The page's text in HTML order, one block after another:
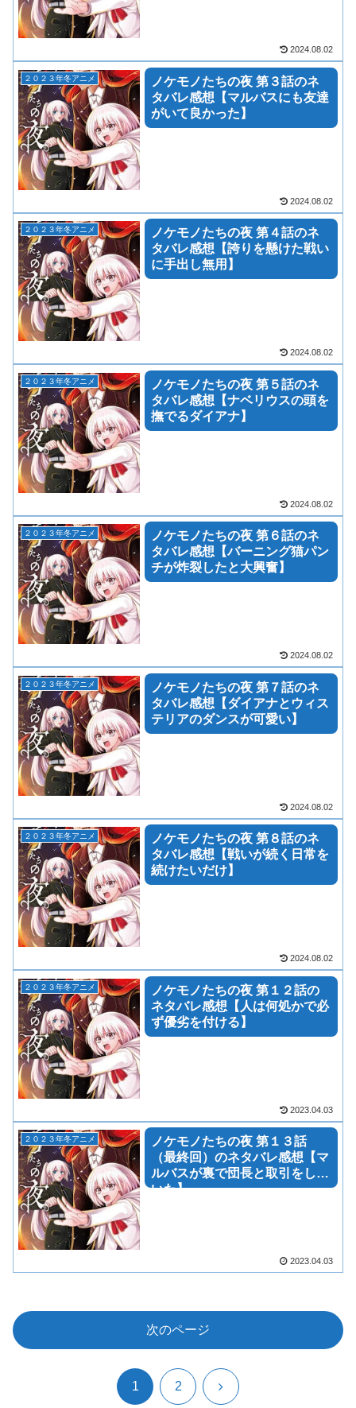
2024.08.02
２０２３年冬アニメ
ノケモノたちの夜 第３話のネ
タバレ感想【マルバスにも友達
がいて良かった】
2024.08.02
２０２３年冬アニメ
ノケモノたちの夜 第４話のネ
タバレ感想【誇りを懸けた戦い
に手出し無用】
2024.08.02
２０２３年冬アニメ
ノケモノたちの夜 第５話のネ
タバレ感想【ナベリウスの頭を
撫でるダイアナ】
2024.08.02
２０２３年冬アニメ
ノケモノたちの夜 第６話のネ
タバレ感想【バーニング猫パン
チが炸裂したと大興奮】
2024.08.02
２０２３年冬アニメ
ノケモノたちの夜 第７話のネ
タバレ感想【ダイアナとウィス
テリアのダンスが可愛い】
2024.08.02
２０２３年冬アニメ
ノケモノたちの夜 第８話のネ
タバレ感想【戦いが続く日常を
続けたいだけ】
2024.08.02
２０２３年冬アニメ
ノケモノたちの夜 第１２話の
ネタバレ感想【人は何処かで必
ず優劣を付ける】
2023.04.03
２０２３年冬アニメ
ノケモノたちの夜 第１３話
（最終回）のネタバレ感想【マ
ルバスが裏で団長と取引をして
いた】
2023.04.03
次のページ
1 2 次